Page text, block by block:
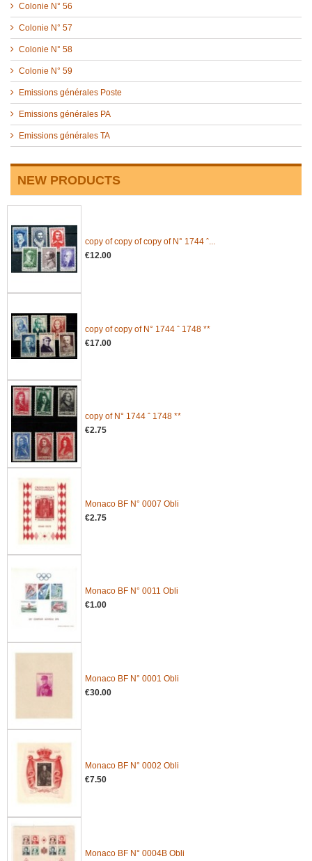
Colonie N° 56
Colonie N° 57
Colonie N° 58
Colonie N° 59
Emissions générales Poste
Emissions générales PA
Emissions générales TA
NEW PRODUCTS
copy of copy of copy of N° 1744 ˆ...
€12.00
copy of copy of N° 1744 ˆ 1748 **
€17.00
copy of N° 1744 ˆ 1748 **
€2.75
Monaco BF N° 0007 Obli
€2.75
Monaco BF N° 0011 Obli
€1.00
Monaco BF N° 0001 Obli
€30.00
Monaco BF N° 0002 Obli
€7.50
Monaco BF N° 0004B Obli